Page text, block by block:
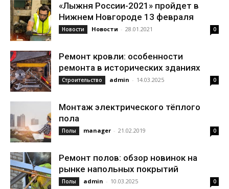
«Лыжня России-2021» пройдет в
Нижнем Новгороде 13 февраля
Новости Новости - 28.01.2021 0
Ремонт кровли: особенности
ремонта в исторических зданиях
Строительство admin - 14.03.2025 0
Монтаж электрического тёплого
пола
Полы manager - 21.02.2019 0
Ремонт полов: обзор новинок на
рынке напольных покрытий
Полы admin - 10.03.2025 0